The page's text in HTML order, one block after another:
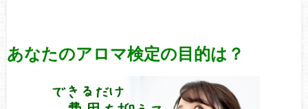
あなたのアロマ検定の目的は？